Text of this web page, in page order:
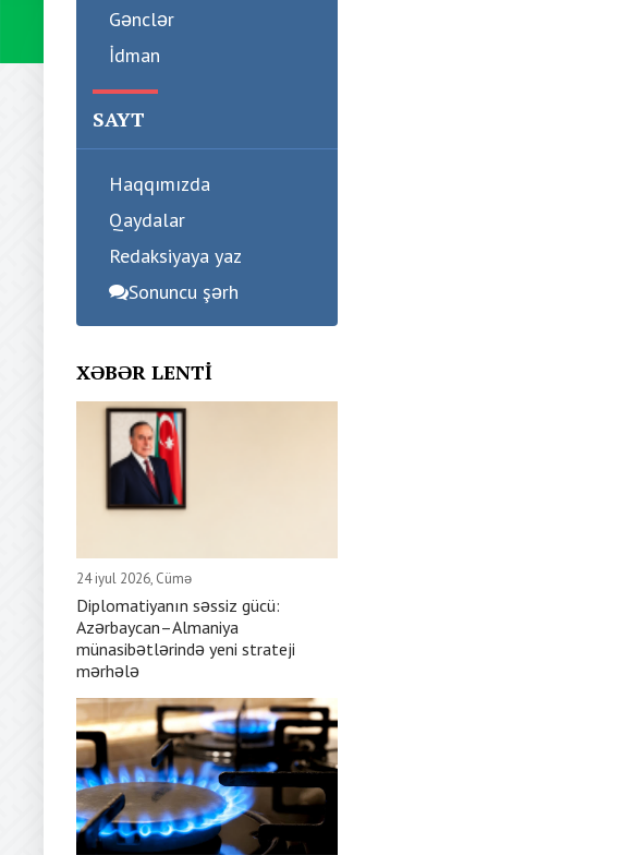
Gənclər
İdman
SAYT
Haqqımızda
Qaydalar
Redaksiyaya yaz
Sonuncu şərh
XƏBƏR LENTI
24 iyul 2026, Cümə
Diplomatiyanın səssiz gücü:
Azərbaycan–Almaniya
münasibətlərində yeni strateji
mərhələ